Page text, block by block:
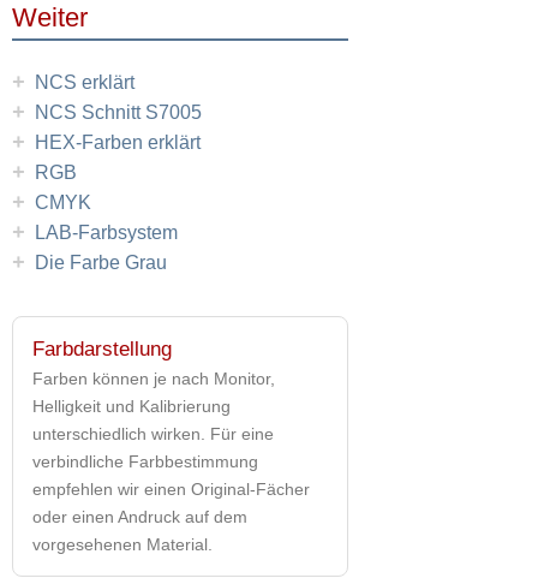
Weiter
+ NCS erklärt
+ NCS Schnitt S7005
+ HEX-Farben erklärt
+ RGB
+ CMYK
+ LAB-Farbsystem
+ Die Farbe Grau
Farbdarstellung
Farben können je nach Monitor,
Helligkeit und Kalibrierung
unterschiedlich wirken. Für eine
verbindliche Farbbestimmung
empfehlen wir einen Original-Fächer
oder einen Andruck auf dem
vorgesehenen Material.